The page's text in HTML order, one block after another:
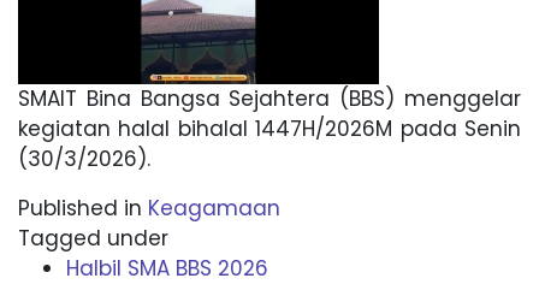
SMAIT Bina Bangsa Sejahtera (BBS) menggelar
kegiatan halal bihalal 1447H/2026M pada Senin
(30/3/2026).
Published in Keagamaan
Tagged under
Halbil SMA BBS 2026